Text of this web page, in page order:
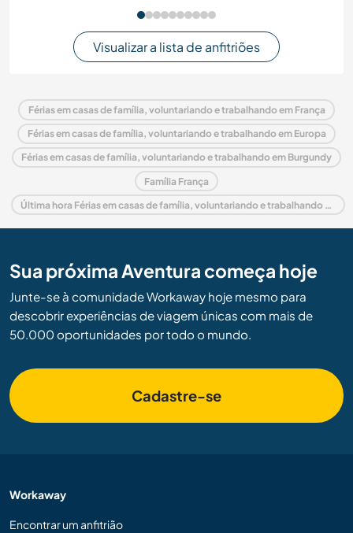
Visualizar a lista de anfitriões
Férias em casas de família, voluntariando e trabalhando em França
Férias em casas de família, voluntariando e trabalhando em Europa
Férias em casas de família, voluntariando e trabalhando em Burgundy
Família França
Última hora Férias em casas de família, voluntariando e trabalhando em França
Sua próxima Aventura começa hoje
Junte-se à comunidade Workaway hoje mesmo para
descobrir experiências de viagem únicas com mais de
50.000 oportunidades por todo o mundo.
Cadastre-se
Workaway
Encontrar um anfitrião